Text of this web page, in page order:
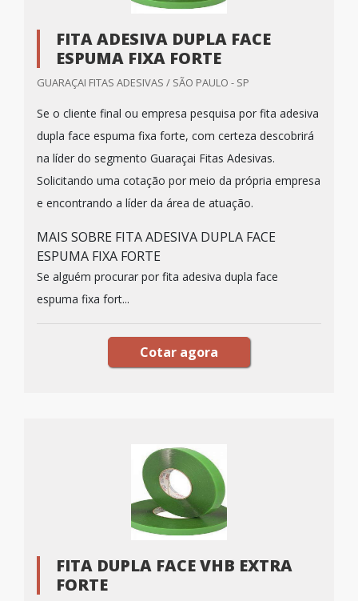
FITA ADESIVA DUPLA FACE
ESPUMA FIXA FORTE
GUARAÇAI FITAS ADESIVAS / SÃO PAULO - SP
Se o cliente final ou empresa pesquisa por fita adesiva
dupla face espuma fixa forte, com certeza descobrirá
na líder do segmento Guaraçai Fitas Adesivas.
Solicitando uma cotação por meio da própria empresa
e encontrando a líder da área de atuação.
MAIS SOBRE FITA ADESIVA DUPLA FACE
ESPUMA FIXA FORTE
Se alguém procurar por fita adesiva dupla face
espuma fixa fort...
Cotar agora
FITA DUPLA FACE VHB EXTRA
FORTE